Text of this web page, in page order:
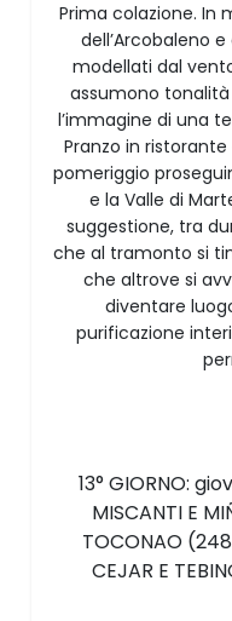
Prima colazione. In
dell’Arcobaleno
modellati dal
assumono
l’immagine di una
Pranzo in
pomeriggio
e la Valle di
suggestione, tra
che al tramonto si
che altrove si
diventare
purificazione
13° GIORNO:
MISCANTI E
TOCONAO
CEJAR E